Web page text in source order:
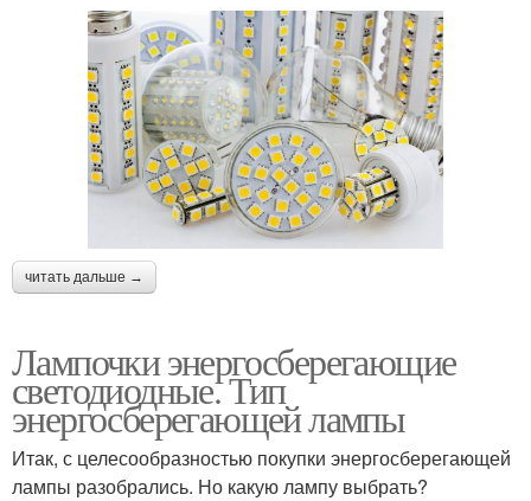
читать дальше →
Лампочки энергосберегающие
светодиодные. Тип
энергосберегающей лампы
Итак, с целесообразностью покупки энергосберегающей
лампы разобрались. Но какую лампу выбрать?